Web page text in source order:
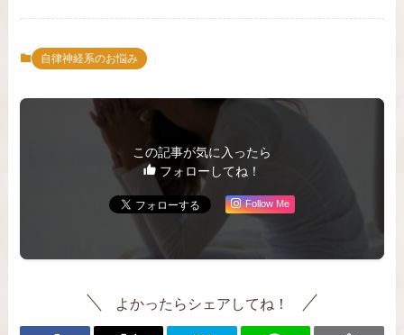
自律神経系のお悩み
この記事が気に入ったら
フォローしてね！
Follow Me
よかったらシェアしてね！